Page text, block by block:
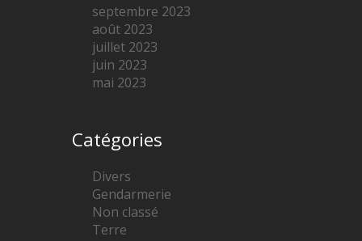
septembre 2023
août 2023
juillet 2023
juin 2023
mai 2023
Catégories
Divers
Gendarmerie
Non classé
Terre